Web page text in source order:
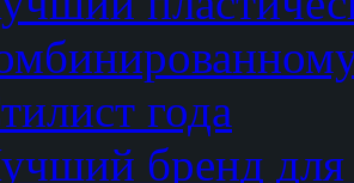
года
бренд